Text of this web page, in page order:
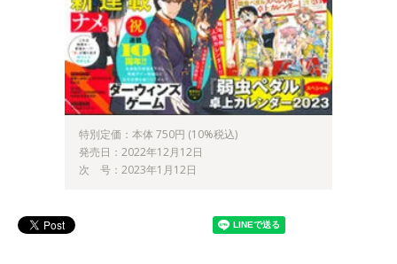
特別定価：本体 750円 (10%税込)
発売日：2022年12月12日
次 号：2023年1月12日